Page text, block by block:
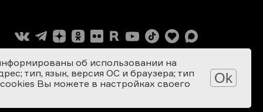
об использовании на
тип, язык, версия ОС и браузера; тип
Вы можете в настройках своего
Ok